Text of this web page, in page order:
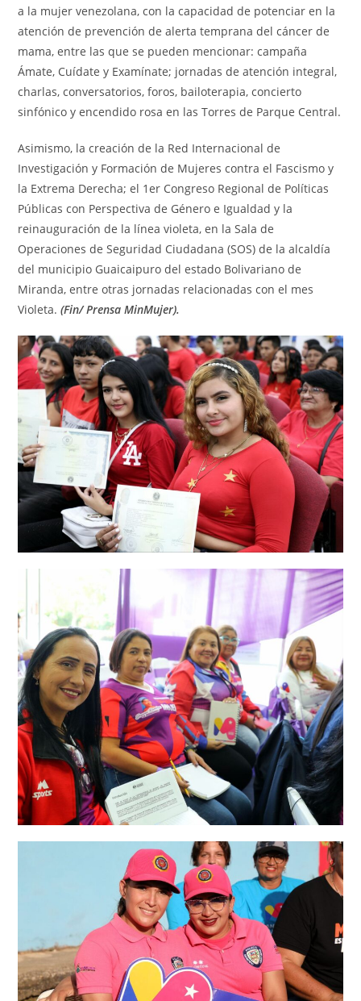
a la mujer venezolana, con la capacidad de potenciar en la
atención de prevención de alerta temprana del cáncer de
mama, entre las que se pueden mencionar: campaña
Ámate, Cuídate y Examínate; jornadas de atención integral,
charlas, conversatorios, foros, bailoterapia, concierto
sinfónico y encendido rosa en las Torres de Parque Central.
Asimismo, la creación de la Red Internacional de
Investigación y Formación de Mujeres contra el Fascismo y
la Extrema Derecha; el 1er Congreso Regional de Políticas
Públicas con Perspectiva de Género e Igualdad y la
reinauguración de la línea violeta, en la Sala de
Operaciones de Seguridad Ciudadana (SOS) de la alcaldía
del municipio Guaicaipuro del estado Bolivariano de
Miranda, entre otras jornadas relacionadas con el mes
Violeta.(Fin/ Prensa MinMujer).